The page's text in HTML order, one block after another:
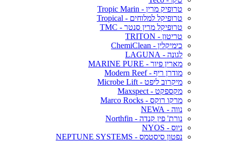
טרופיק מרין - Tropic Marin
טרופיקל למלוחים - Tropical
טרופיקל מרין סנטר - TMC
טריטון - TRITON
כימיקלין - ChemiClean
לגונה - LAGUNA
מארין פיור - MARINE PURE
מודרן ריף - Modern Reef
מיקרוב ליפט - Microbe Lift
מקספקט - Maxspect
מרקו רוקס - Marco Rocks
נווה - NEWA
נורת' פין קנדה - Northfin
ניוס - NYOS
נפטון סיסטמס - NEPTUNE SYSTEMS